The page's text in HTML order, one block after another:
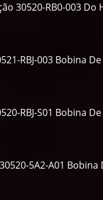
30520-RB0-003 Do
RBJ-003 Bobina
RBJ-S01 Bobina
5A2-A01 Bobina